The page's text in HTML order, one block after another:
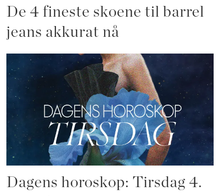
De 4 fineste skoene til barrel
jeans akkurat nå
Dagens horoskop: Tirsdag 4.